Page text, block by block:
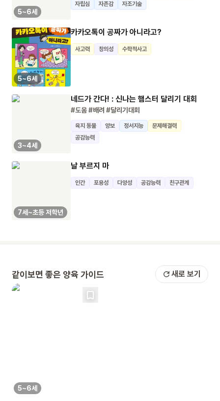
5~6세
자립심
자존감 자조기술
5~6세
카카오톡이 공짜가 아니라고?
사고력 창의성 수학적사고
3~4세
네드가 간다! : 신나는 햄스터 달리기 대회
#도움#배려 #달리기대회
육지 동물 양보 정서지능
문제해결력
공감능력
7세~초등 저학년
날 부르지 마
인간 포용성 다양성 공감능력 친구관계
같이보면 좋은 양육 가이드 새로 보기
5~6세